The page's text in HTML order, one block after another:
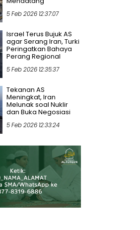
5 Feb 2026 12:37:07
Israel Terus Bujuk AS
agar Serang Iran, Turki
Peringatkan Bahaya
Perang Regional
5 Feb 2026 12:35:37
Tekanan AS
Meningkat, Iran
Melunak soal Nuklir
dan Buka Negosiasi
5 Feb 2026 12:33:24